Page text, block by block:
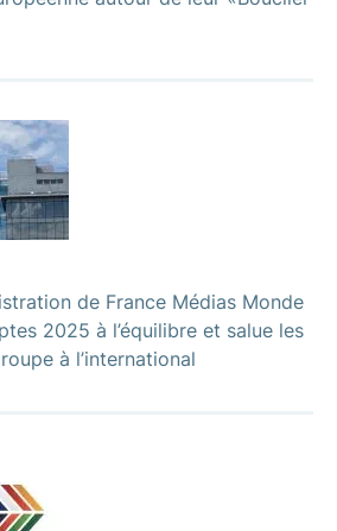
de France Médias Monde
2025 à l’équilibre et salue les
à l’international